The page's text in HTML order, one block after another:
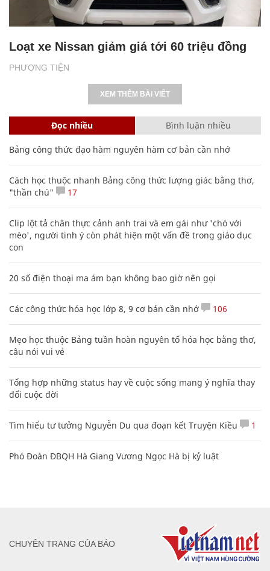
PHƯƠNG TIỆN
Loạt xe Nissan giảm giá tới 60 triệu đồng
XEM THÊM BÀI VIẾT
Đọc nhiều Bình luận nhiều
Bảng công thức đạo hàm nguyên hàm cơ bản cần nhớ
Cách học thuộc nhanh Bảng công thức lượng giác bằng thơ,
"thần chú"
17
Clip lột tả chân thực cảnh anh trai và em gái như 'chó với
mèo', người tinh ý còn phát hiện một vấn đề trong giáo dục
con
20 số điện thoại ma ám bạn không bao giờ nên gọi
Các công thức hóa học lớp 8, 9 cơ bản cần nhớ 106
Mẹo học thuộc Bảng tuần hoàn nguyên tố hóa học bằng thơ,
câu nói vui vẻ
Tổng hợp những status hay về cuộc sống mang ý nghĩa thay
đổi cuộc đời
Tìm hiểu tư tưởng Nguyễn Du qua đoạn kết Truyện Kiều 1
Phó Đoàn ĐBQH Hà Giang Vương Ngọc Hà bị kỷ luật
CHUYÊN TRANG CỦA BÁO